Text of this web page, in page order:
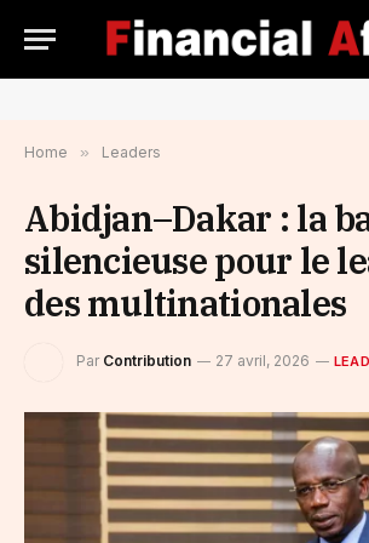
Home » Leaders
Abidjan–Dakar : la
silencieuse pour le
des multinationales
Par Contribution 27 avril, 2026